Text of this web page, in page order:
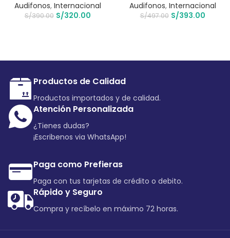
Audifonos, Internacional
S/390.00 S/320.00
Audifonos, Internacional
S/497.00 S/393.00
Productos de Calidad
Productos importados y de calidad.
Atención Personalizada
¿Tienes dudas?
¡Escribenos via WhatsApp!
Paga como Prefieras
Paga con tus tarjetas de crédito o debito.
Rápido y Seguro
Compra y recíbelo en máximo 72 horas.